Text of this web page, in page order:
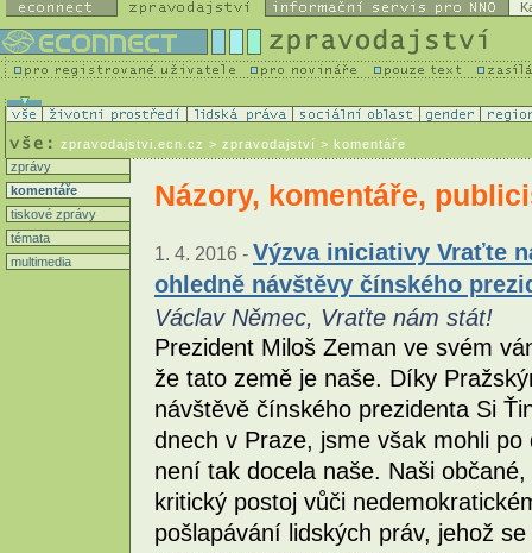
zpravodajstvi.ecn.cz > zpravodajství > komentáře
zprávy
komentáře
tiskové zprávy
témata
multimedia
Názory, komentáře,
1. 4. 2016 - Výzva iniciativy Vraťte
ohledně návštěvy čínského
Václav Němec, Vraťte nám stát!
Prezident Miloš Zeman ve svém
že tato země je naše. Díky
návštěvě čínského prezidenta Si
dnech v Praze, jsme však mohli
není tak docela naše. Naši
kritický postoj vůči
pošlapávání lidských práv, jehož